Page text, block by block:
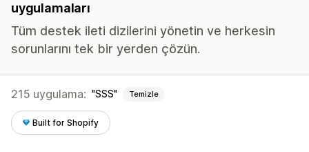
uygulamaları
Tüm destek ileti dizilerini yönetin ve herkesin
sorunlarını tek bir yerden çözün.
215 uygulama: SSS Temizle
Built for Shopify